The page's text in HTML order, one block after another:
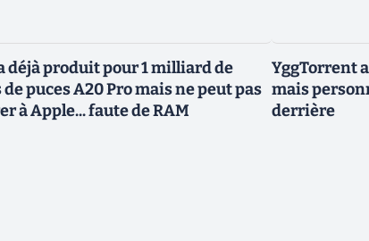
déjà produit pour 1 milliard de
puces A20 Pro mais ne peut pas
à Apple... faute de RAM
YggTorrent
mais
derrière